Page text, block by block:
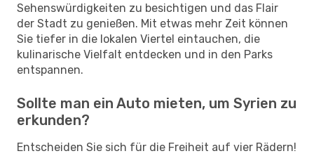
Sehenswürdigkeiten zu besichtigen und das Flair
der Stadt zu genießen. Mit etwas mehr Zeit können
Sie tiefer in die lokalen Viertel eintauchen, die
kulinarische Vielfalt entdecken und in den Parks
entspannen.
Sollte man ein Auto mieten, um Syrien zu
erkunden?
Entscheiden Sie sich für die Freiheit auf vier Rädern!